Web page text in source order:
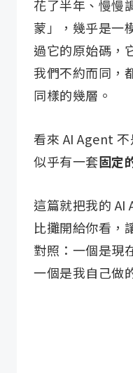
花了半年、慢慢
蒙」，幾乎是一
過它的原始碼，
我們不約而同，
同樣的幾層。
看來 AI Agent
似乎有一套固定
這篇就把我的
比攤開給你看，
對照：一個是現
一個是我自己做